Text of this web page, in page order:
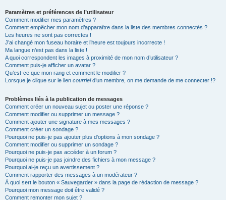
Paramètres et préférences de l’utilisateur
Comment modifier mes paramètres ?
Comment empêcher mon nom d’apparaître dans la liste des membres connectés ?
Les heures ne sont pas correctes !
J’ai changé mon fuseau horaire et l’heure est toujours incorrecte !
Ma langue n’est pas dans la liste !
A quoi correspondent les images à proximité de mon nom d’utilisateur ?
Comment puis-je afficher un avatar ?
Qu’est-ce que mon rang et comment le modifier ?
Lorsque je clique sur le lien courrield’un membre, on me demande de me connecter !?
Problèmes liés à la publication de messages
Comment créer un nouveau sujet ou poster une réponse ?
Comment modifier ou supprimer un message ?
Comment ajouter une signature à mes messages ?
Comment créer un sondage ?
Pourquoi ne puis-je pas ajouter plus d’options à mon sondage ?
Comment modifier ou supprimer un sondage ?
Pourquoi ne puis-je pas accéder à un forum ?
Pourquoi ne puis-je pas joindre des fichiers à mon message ?
Pourquoi ai-je reçu un avertissement ?
Comment rapporter des messages à un modérateur ?
À quoi sert le bouton « Sauvegarder » dans la page de rédaction de message ?
Pourquoi mon message doit être validé ?
Comment remonter mon sujet ?